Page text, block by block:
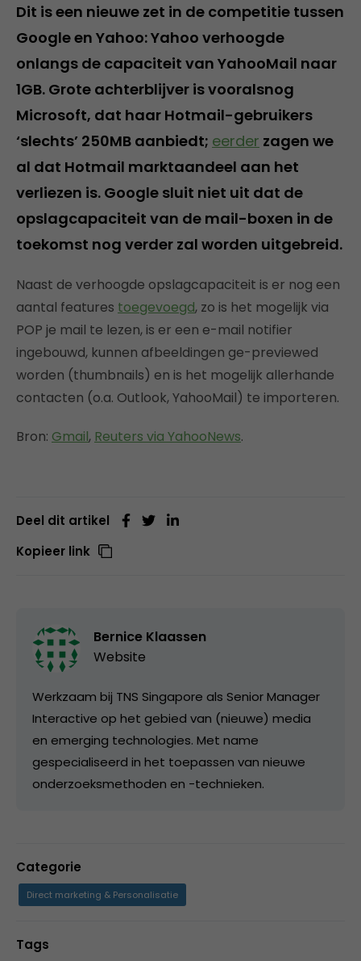
Dit is een nieuwe zet in de competitie tussen
Google en Yahoo: Yahoo verhoogde
onlangs de capaciteit van YahooMail naar
1GB. Grote achterblijver is vooralsnog
Microsoft, dat haar Hotmail-gebruikers
‘slechts’ 250MB aanbiedt; eerder zagen we
al dat Hotmail marktaandeel aan het
verliezen is. Google sluit niet uit dat de
opslagcapaciteit van de mail-boxen in de
toekomst nog verder zal worden uitgebreid.
Naast de verhoogde opslagcapaciteit is er nog een
aantal features toegevoegd, zo is het mogelijk via
POP je mail te lezen, is er een e-mail notifier
ingebouwd, kunnen afbeeldingen ge-previewed
worden (thumbnails) en is het mogelijk allerhande
contacten (o.a. Outlook, YahooMail) te importeren.
Bron: Gmail, Reuters via YahooNews.
Deel dit artikel
Kopieer link
Bernice Klaassen
Website
Werkzaam bij TNS Singapore als Senior Manager
Interactive op het gebied van (nieuwe) media
en emerging technologies. Met name
gespecialiseerd in het toepassen van nieuwe
onderzoeksmethoden en -technieken.
Categorie
Direct marketing & Personalisatie
Tags